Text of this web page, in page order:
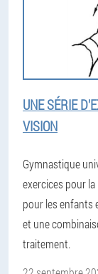
UNE SÉRIE
VISION
Gymnastique
exercices pour
pour les enfants
et une
traitement.